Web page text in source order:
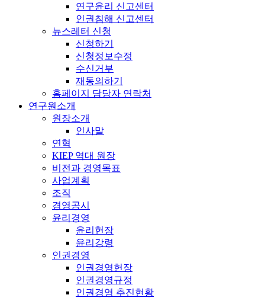
연구윤리 신고센터
인권침해 신고센터
뉴스레터 신청
신청하기
신청정보수정
수신거부
재동의하기
홈페이지 담당자 연락처
연구원소개
원장소개
인사말
연혁
KIEP 역대 원장
비전과 경영목표
사업계획
조직
경영공시
윤리경영
윤리헌장
윤리강령
인권경영
인권경영헌장
인권경영규정
인권경영 추진현황